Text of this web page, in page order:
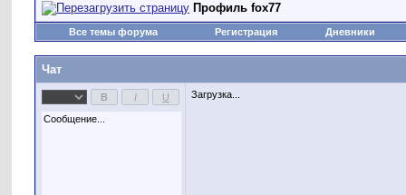
Профиль fox77
Все темы форума Регистрация Дневники
Чат
Загрузка...